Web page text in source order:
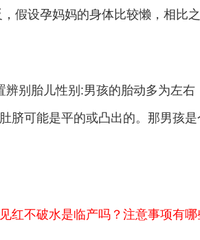
假设孕妈妈的身体比较懒，相比
辨别胎儿性别:男孩的胎动多为左
脐可能是平的或凸出的。那男孩
红不破水是临产吗？注意事项有